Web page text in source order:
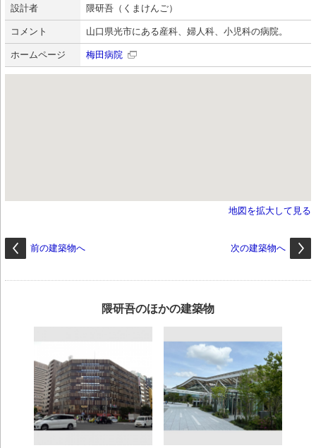
設計者 隈研吾（くまけんご）
コメント 山口県光市にある産科、婦人科、小児科の病院。
ホームページ 梅田病院
地図を拡大して見る
前の建築物へ 次の建築物へ
隈研吾のほかの建築物